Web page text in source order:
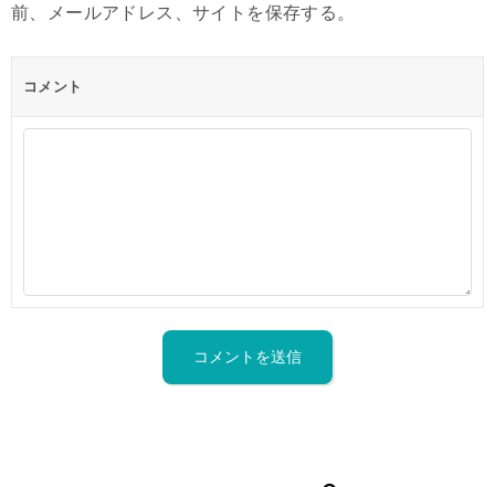
前、メールアドレス、サイトを保存する。
コメント